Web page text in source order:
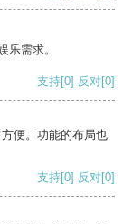
乐需求。
支持[0] 反对[0]
便。功能的布局也
支持[0] 反对[0]